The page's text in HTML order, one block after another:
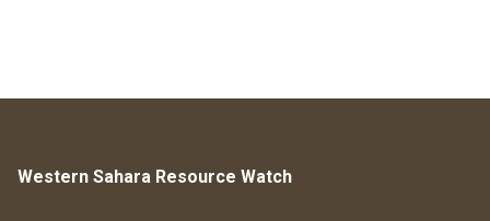
Western Sahara Resource Watch